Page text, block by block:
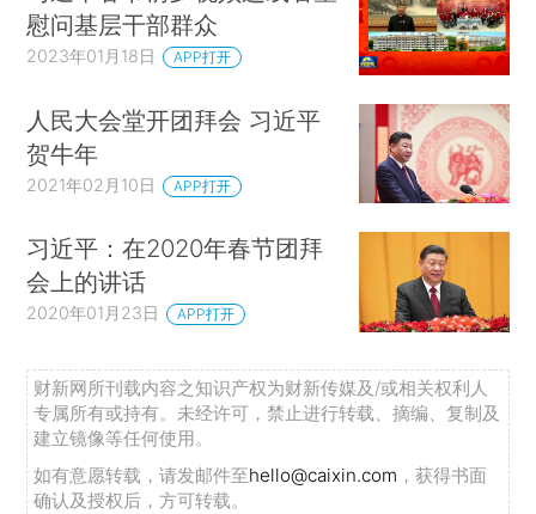
慰问基层干部群众
2023年01月18日 APP打开
人民大会堂开团拜会 习近平
贺牛年
2021年02月10日 APP打开
习近平：在2020年春节团拜
会上的讲话
2020年01月23日 APP打开
财新网所刊载内容之知识产权为财新传媒及/或相关权利人
专属所有或持有。未经许可，禁止进行转载、摘编、复制及
建立镜像等任何使用。
如有意愿转载，请发邮件至hello@caixin.com ，获得书面
确认及授权后，方可转载。